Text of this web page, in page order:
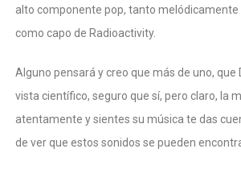
alto componente pop, tanto
como capo de Radioactivity.
Alguno pensará y creo que más de uno,
vista científico, seguro que sí, pero claro, la
atentamente y sientes su música te das
de ver que estos sonidos se pueden